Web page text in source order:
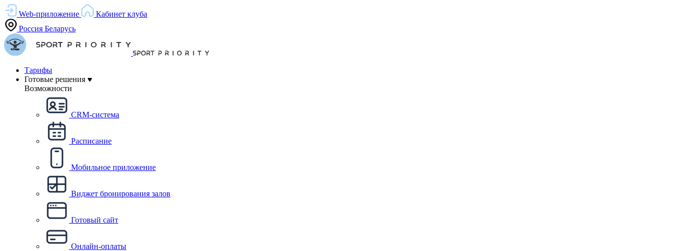
Web-приложение
Кабинет клуба
Россия Беларусь
Тарифы
Готовые решения
Возможности
CRM-система
Расписание
Мобильное приложение
Виджет бронирования залов
Готовый сайт
Онлайн-оплаты